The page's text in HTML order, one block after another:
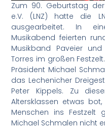
Zum 90. Geburtstag der
e.V. (LNZ) hatte die
ausgearbeitet. In
Musikabend feierten
Musikband Paveier
Torres im großen
Präsident Michael
das Lechenicher
Peter Kippels. Zu
Altersklassen etwas
Menschen ins Festzelt
Michael Schmalen nicht